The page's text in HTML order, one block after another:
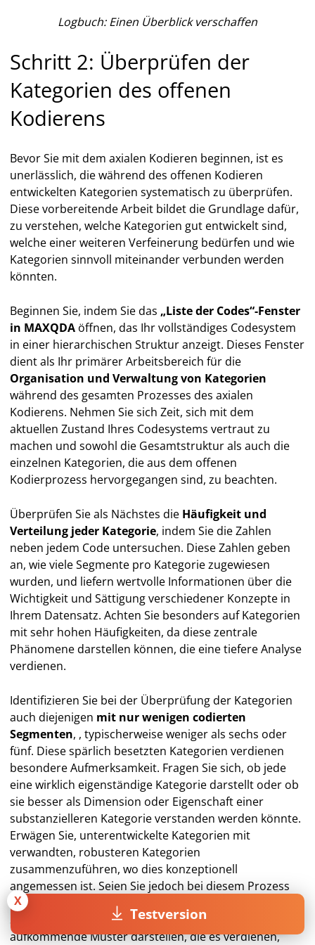
Testversion
X
Logbuch: Einen Überblick verschaffen
Schritt 2: Überprüfen der
Kategorien des offenen
Kodierens
Bevor Sie mit dem axialen Kodieren beginnen, ist es
unerlässlich, die während des offenen Kodieren
entwickelten Kategorien systematisch zu überprüfen.
Diese vorbereitende Arbeit bildet die Grundlage dafür,
zu verstehen, welche Kategorien gut entwickelt sind,
welche einer weiteren Verfeinerung bedürfen und wie
Kategorien sinnvoll miteinander verbunden werden
könnten.
Beginnen Sie, indem Sie das„Liste der Codes“-Fenster
in MAXQDA öffnen, das Ihr vollständiges Codesystem
in einer hierarchischen Struktur anzeigt. Dieses Fenster
dient als Ihr primärer Arbeitsbereich für die
Organisation und Verwaltung von Kategorien
während des gesamten Prozesses des axialen
Kodierens. Nehmen Sie sich Zeit, sich mit dem
aktuellen Zustand Ihres Codesystems vertraut zu
machen und sowohl die Gesamtstruktur als auch die
einzelnen Kategorien, die aus dem offenen
Kodierprozess hervorgegangen sind, zu beachten.
Überprüfen Sie als Nächstes die Häufigkeit und
Verteilung jeder Kategorie, indem Sie die Zahlen
neben jedem Code untersuchen. Diese Zahlen geben
an, wie viele Segmente pro Kategorie zugewiesen
wurden, und liefern wertvolle Informationen über die
Wichtigkeit und Sättigung verschiedener Konzepte in
Ihrem Datensatz. Achten Sie besonders auf Kategorien
mit sehr hohen Häufigkeiten, da diese zentrale
Phänomene darstellen können, die eine tiefere Analyse
verdienen.
Identifizieren Sie bei der Überprüfung der Kategorien
auch diejenigen mit nur wenigen codierten
Segmenten, , typischerweise weniger als sechs oder
fünf. Diese spärlich besetzten Kategorien verdienen
besondere Aufmerksamkeit. Fragen Sie sich, ob jede
eine wirklich eigenständige Kategorie darstellt oder ob
sie besser als Dimension oder Eigenschaft einer
substanzielleren Kategorie verstanden werden könnte.
Erwägen Sie, unterentwickelte Kategorien mit
verwandten, robusteren Kategorien
zusammenzuführen, wo dies konzeptionell
angemessen ist. Seien Sie jedoch bei diesem Prozess
vorsichtig. Einige Kategorien mit wenigen kodierten
Segmenten können wichtige Ausreißerfälle oder
aufkommende Muster darstellen, die es verdienen,